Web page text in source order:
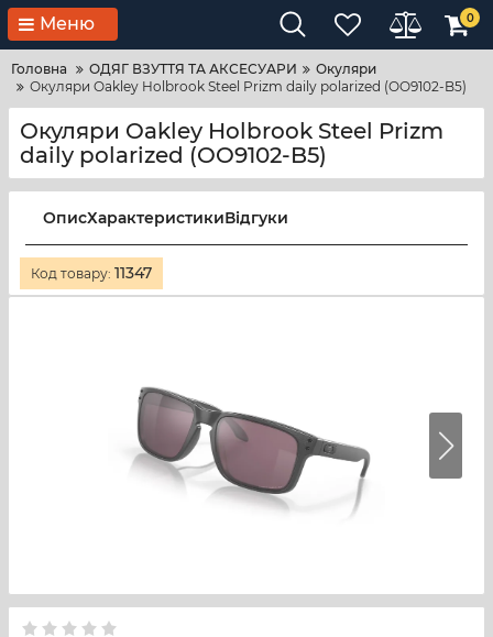
Меню 0
Головна ОДЯГ ВЗУТТЯ ТА АКСЕСУАРИ
Окуляри
Окуляри Oakley Holbrook Steel Prizm daily polarized (OO9102-B5)
Окуляри Oakley Holbrook Steel Prizm
daily polarized (OO9102-B5)
ОписХарактеристикиВідгуки
Код товару: 11347